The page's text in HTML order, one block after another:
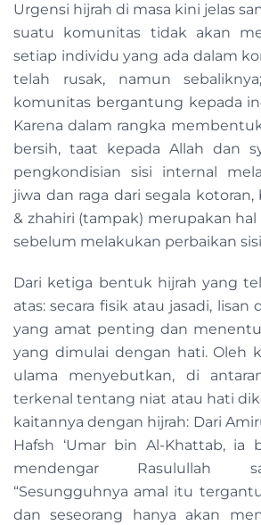
Urgensi hijrah di masa kini jelas
suatu komunitas tidak akan
setiap individu yang ada dalam
telah rusak, namun
komunitas bergantung kepada
Karena dalam rangka
bersih, taat kepada Allah dan
pengkondisian sisi internal
jiwa dan raga dari segala
& zhahiri (tampak) merupakan
sebelum melakukan perbaikan
Dari ketiga bentuk hijrah yang
atas: secara fisik atau jasadi, lisan
yang amat penting dan
yang dimulai dengan hati. Oleh
ulama menyebutkan, di
terkenal tentang niat atau hati
kaitannya dengan hijrah: Dari
Hafsh ‘Umar bin Al-Khattab, ia
mendengar Rasulullah
“Sesungguhnya amal itu
dan seseorang hanya akan